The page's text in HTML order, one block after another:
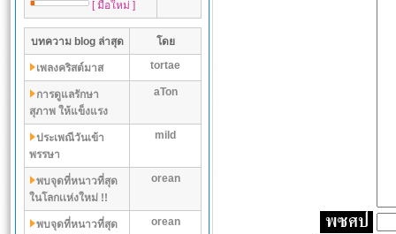
[ มือใหม่ ]
บทความ blog ล่าสุด โดย
เพลงคริสต์มาส tortae
การดูแลรักษา
สุภาพ ให้แข็งแรง
aTon
ประเพณีวันเข้า
พรรษา
mild
พบจุดที่หนาวที่สุด
ในโลกเเห่งใหม่ !!
orean
พบจุดที่หนาวที่สุด
orean